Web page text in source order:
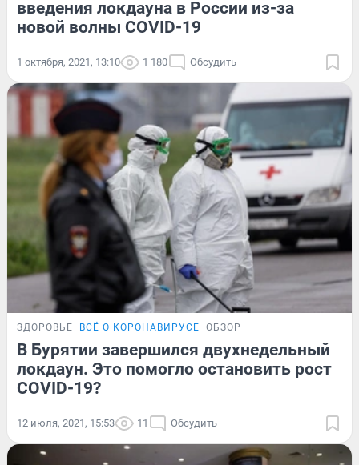
введения локдауна в России из-за
новой волны COVID-19
1 октября, 2021, 13:10 1 180 Обсудить
ЗДОРОВЬЕ ВСЁ О КОРОНАВИРУСЕ ОБЗОР
В Бурятии завершился двухнедельный
локдаун. Это помогло остановить рост
COVID-19?
12 июля, 2021, 15:53 11 Обсудить